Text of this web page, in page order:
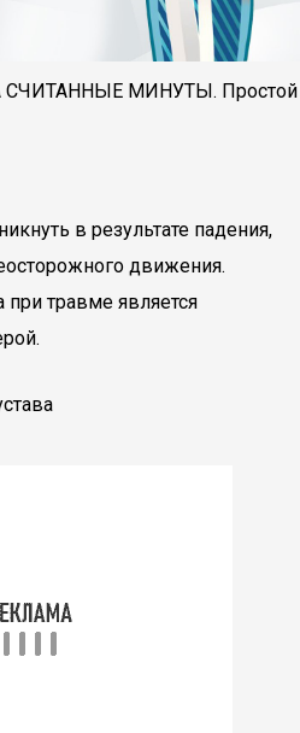
МИНУТЫ. Простой
в результате падения,
движения.
при травме является